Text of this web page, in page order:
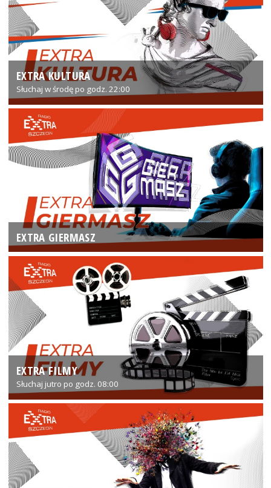
EXTRA KULTURA
Słuchaj w środę po godz. 22:00
EXTRA GIERMASZ
EXTRA FILMY
Słuchaj jutro po godz. 08:00